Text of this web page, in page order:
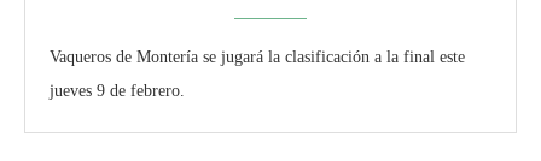
Vaqueros de Montería se jugará la clasificación a la final este
jueves 9 de febrero.